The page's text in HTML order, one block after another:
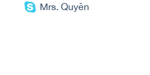
Mrs. Quyên